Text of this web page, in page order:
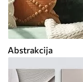
Abstrakcija